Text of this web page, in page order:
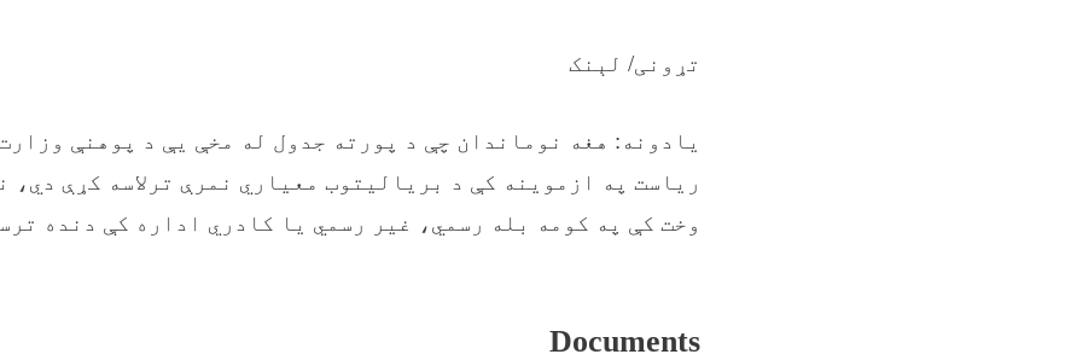
تړونی/ لېنک
یادونه: هغه نوماندان چې د پورته جدول له مخې یې د پوهنې
ریاست په ازموینه کې د بریالیتوب معیاري نمرې ترلاسه کړې دي،
وخت کې په کومه بله رسمي، غیر رسمي یا کادري اداره کې دنده
Documents